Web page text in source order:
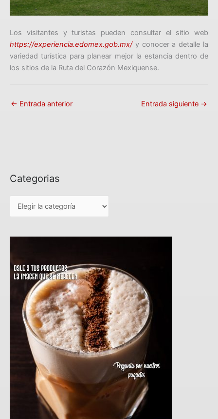
Los visitantes y turistas pueden consultar el sitio web
https://experiencia.edomex.gob.mx/ y conocer a detalle la
variedad turística para planear mejor la estancia dentro de
los sitios de la Ruta del Corazón Mexiquense.
← Entrada anterior Entrada siguiente →
Categorias
C
r